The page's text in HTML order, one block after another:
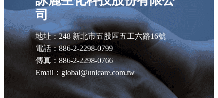
司
地址：248 新北市五股區五工六路16號
電話：886-2-2298-0799
傳真：886-2-2298-0766
Email：global@unicare.com.tw